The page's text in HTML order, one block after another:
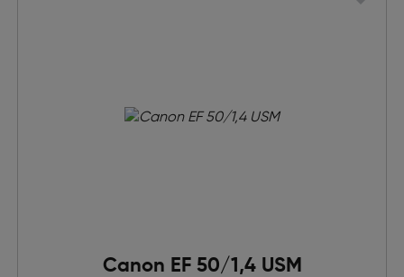
Canon EF 50/1,4 USM